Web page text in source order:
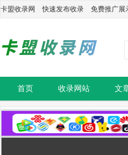
卡盟收录网 快速发布收录 免费推广展
首页 收录网站 文